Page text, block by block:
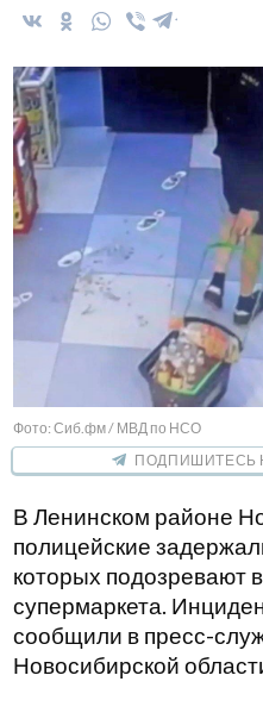
Фото: Сиб.фм / МВД по НСО
ПОДПИШИТЕСЬ
В Ленинском районе
полицейские
которых подозревают
супермаркета.
сообщили в пресс-
Новосибирской